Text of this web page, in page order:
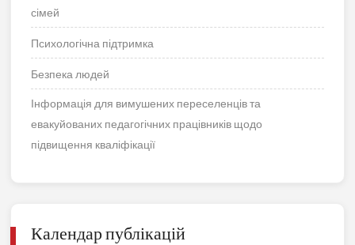
сімей
Психологічна підтримка
Безпека людей
Інформація для вимушених переселенців та
евакуйованих педагогічних працівників щодо
підвищення кваліфікації
Календар публікацій